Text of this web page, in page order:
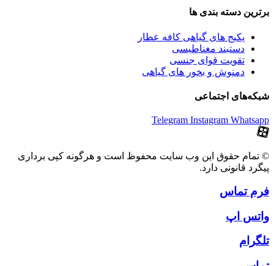
برترین‌ دسته بندی ها
پکیج های گیاهی کافه عطار
دستبند مغناطیسی
تقویت قوای جنسی
دمنوش و بخور های گیاهی
شبکه‌های اجتماعی
Telegram Instagram Whatsapp
© تمام حقوق این وب سایت محفوظ است و هرگونه کپی برداری
پیگرد قانونی دارد.
فرم تماس
واتس اپ
تلگرام